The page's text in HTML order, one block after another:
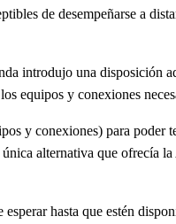
de desempeñarse a
introdujo una disposición
equipos y conexiones
y conexiones) para poder
alternativa que ofrecía
hasta que estén